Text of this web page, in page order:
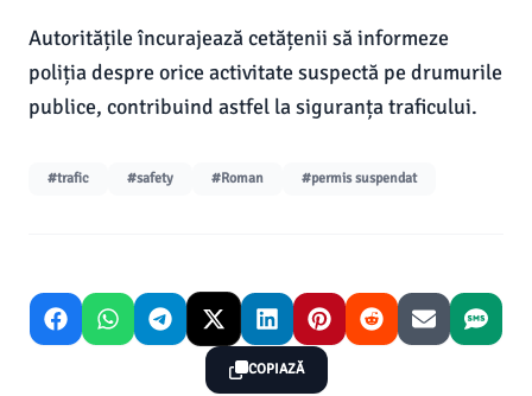
Autoritățile încurajează cetățenii să informeze
poliția despre orice activitate suspectă pe drumurile
publice, contribuind astfel la siguranța traficului.
#trafic #safety #Roman #permis suspendat
COPIAZĂ